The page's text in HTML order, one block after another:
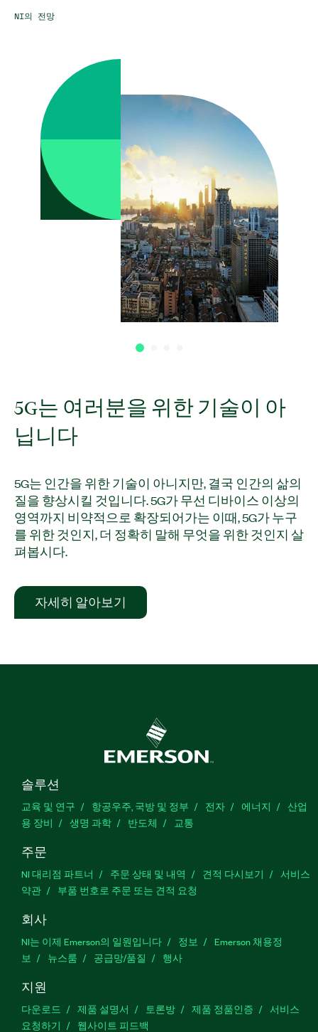
5G는 여러분을 위한 기술이 아
닙니다
5G는 인간을 위한 기술이 아니지만, 결국 인간의 삶의
질을 향상시킬 것입니다. 5G가 무선 디바이스 이상의
영역까지 비약적으로 확장되어가는 이때, 5G가 누구
를 위한 것인지, 더 정확히 말해 무엇을 위한 것인지 살
펴봅시다.
자세히 알아보기​
NI의 전망
솔루션
교육 및 연구 항공우주, 국방 및 정부 전자 에너지
산업
용 장비
생명 과학 반도체 교통
주문
NI 대리점 파트너 주문 상태 및 내역 견적 다시보기
서비스
약관
부품 번호로 주문 또는 견적 요청
회사
NI는 이제 Emerson의 일원입니다 정보
Emerson 채용정
보
뉴스룸 공급망/품질 행사
지원
다운로드 제품 설명서 토론방 제품 정품인증
서비스
요청하기
웹사이트 피드백